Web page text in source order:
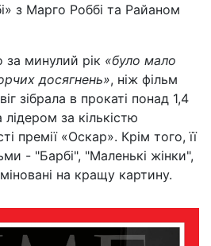
з Марго Роббі та Райаном
минулий рік «було мало
досягнень», ніж фільм
зібрала в прокаті понад 1,4
за кількістю
премії «Оскар». Крім того, її
- "Барбі", "Маленькі жінки",
на кращу картину.